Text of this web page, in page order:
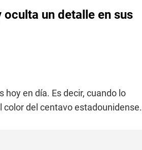
un detalle en sus
hoy en día. Es decir, cuando lo
color del centavo estadounidense.